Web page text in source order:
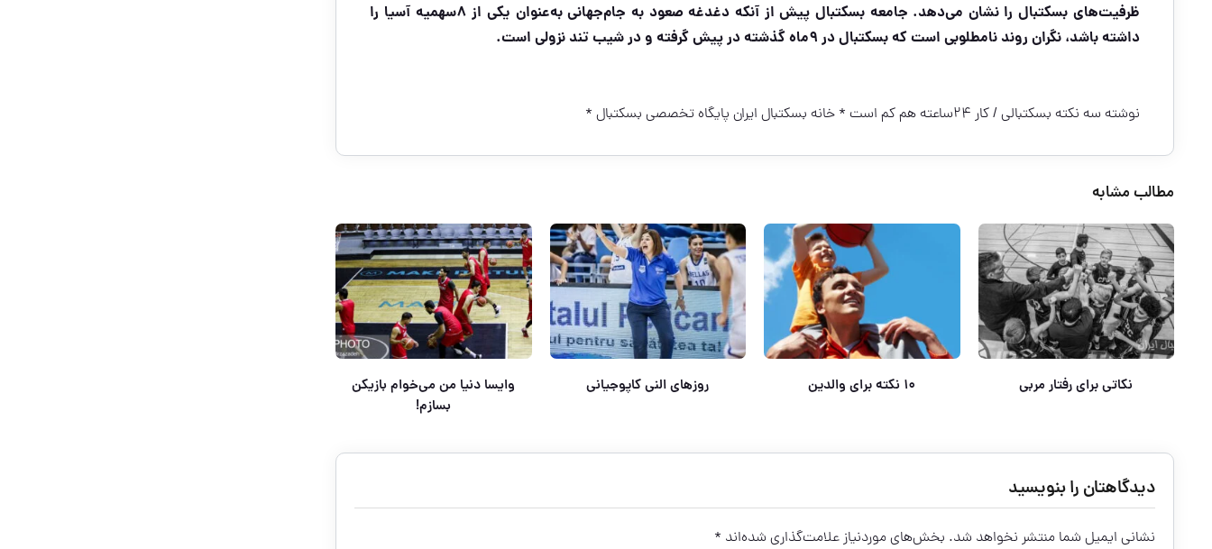
ظرفیت‌های بسکتبال را نشان می‌دهد. جامعه بسکتبال پیش از آنکه دغدغه صعود به جام‌جهانی به‌عنوان یکی از ۸سهمیه آسیا را
داشته باشد، نگران روند نامطلوبی است که بسکتبال در ۹ماه گذشته در پیش گرفته و در شیب تند نزولی است
.
نوشتهسه نکته بسکتبالی / کار ۲۴‌ساعته هم کم است * خانه بسکتبال ایران پایگاه تخصصی بسکتبال *
مطالب مشابه
نکاتی برای رفتار مربی ۱۰ نکته برای والدین روزهای النی کاپوجیانی
وایسا دنیا من می‌خوام بازیکن
بسازم!
دیدگاهتان را بنویسید
نشانی ایمیل شما منتشر نخواهد شد. بخش‌های موردنیاز علامت‌گذاری شده‌اند *